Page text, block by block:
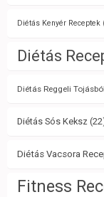
Diétás Kenyér Receptek
Diétás
Diétás Reggeli Tojásból
Diétás Sós Keksz
Diétás Vacsora
Fitness